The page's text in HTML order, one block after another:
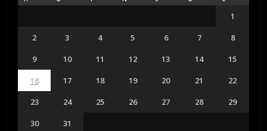
1
2
3 4 5 6 7
8
9
10 11 12 13 14
15
16
17 18 19 20 21
22
23
24 25 26 27 28
29
30
31